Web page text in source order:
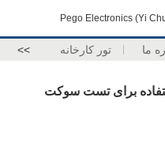
Pego Electronics (Yi
ما تور کارخانه >>
برای تست سوکت